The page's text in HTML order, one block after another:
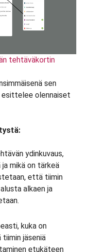
tehtäväkortin
sen
esittelee olennaiset
ydinkuvaus,
mikä on tärkeä
että tiimin
alkaen ja
kuka on
jäseniä
etukäteen